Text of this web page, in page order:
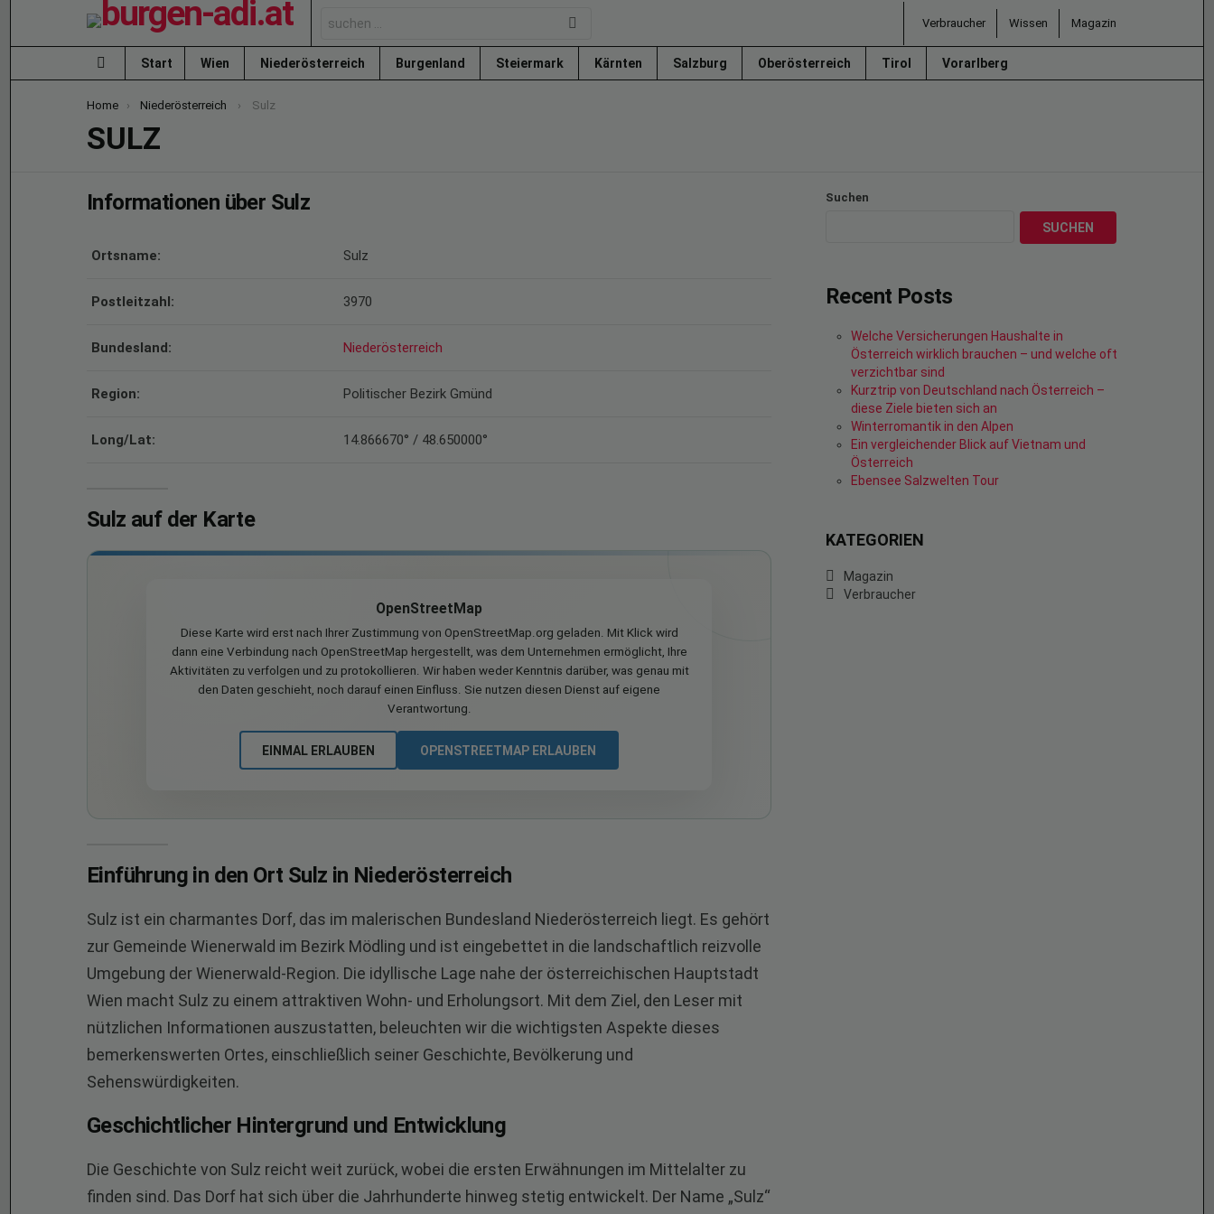
for:
Verbraucher Wissen Magazin
Menu
Start Wien Niederösterreich Burgenland Steiermark Kärnten Salzburg Oberösterreich Tirol Vorarlberg
You are here:
Home Niederösterreich Sulz
SULZ
Informationen über Sulz
Ortsname: Sulz
Postleitzahl: 3970
Bundesland: Niederösterreich
Region: Politischer Bezirk Gmünd
Long/Lat: 14.866670° / 48.650000°
Sulz auf der Karte
OpenStreetMap
Diese Karte wird erst nach Ihrer Zustimmung von OpenStreetMap.org geladen. Mit Klick wird
dann eine Verbindung nach OpenStreetMap hergestellt, was dem Unternehmen ermöglicht, Ihre
Aktivitäten zu verfolgen und zu protokollieren. Wir haben weder Kenntnis darüber, was genau mit
den Daten geschieht, noch darauf einen Einfluss. Sie nutzen diesen Dienst auf eigene
Verantwortung.
EINMAL ERLAUBEN OPENSTREETMAP ERLAUBEN
Einführung in den Ort Sulz in Niederösterreich
Sulz ist ein charmantes Dorf, das im malerischen Bundesland Niederösterreich liegt. Es gehört
zur Gemeinde Wienerwald im Bezirk Mödling und ist eingebettet in die landschaftlich reizvolle
Umgebung der Wienerwald-Region. Die idyllische Lage nahe der österreichischen Hauptstadt
Wien macht Sulz zu einem attraktiven Wohn- und Erholungsort. Mit dem Ziel, den Leser mit
nützlichen Informationen auszustatten, beleuchten wir die wichtigsten Aspekte dieses
bemerkenswerten Ortes, einschließlich seiner Geschichte, Bevölkerung und
Sehenswürdigkeiten.
Geschichtlicher Hintergrund und Entwicklung
Die Geschichte von Sulz reicht weit zurück, wobei die ersten Erwähnungen im Mittelalter zu
finden sind. Das Dorf hat sich über die Jahrhunderte hinweg stetig entwickelt. Der Name „Sulz“
Suchen
SUCHEN
Recent Posts
Welche Versicherungen Haushalte in
Österreich wirklich brauchen – und welche oft
verzichtbar sind
Kurztrip von Deutschland nach Österreich –
diese Ziele bieten sich an
Winterromantik in den Alpen
Ein vergleichender Blick auf Vietnam und
Österreich
Ebensee Salzwelten Tour
KATEGORIEN
Magazin
Verbraucher